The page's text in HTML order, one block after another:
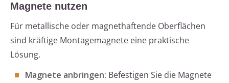
Magnete nutzen
Für metallische oder magnethaftende Oberflächen
sind kräftige Montagemagnete eine praktische
Lösung.
Magnete anbringen: Befestigen Sie die Magnete